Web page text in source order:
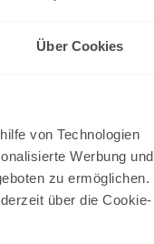
Über Cookies
von Technologien
Werbung und
zu ermöglichen.
über die Cookie-